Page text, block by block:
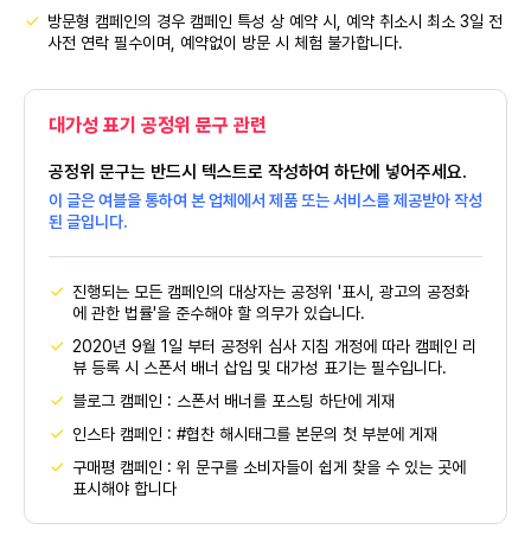
방문형 캠페인의 경우 캠페인 특성 상 예약 시, 예약 취소시 최소 3일 전
사전 연락 필수이며, 예약없이 방문 시 체험 불가합니다.
대가성 표기 공정위 문구 관련
공정위 문구는 반드시 텍스트로 작성하여 하단에 넣어주세요.
이 글은 여블을 통하여 본 업체에서 제품 또는 서비스를 제공받아 작성
된 글입니다.
진행되는 모든 캠페인의 대상자는 공정위 '표시, 광고의 공정화
에 관한 법률'을 준수해야 할 의무가 있습니다.
2020년 9월 1일 부터 공정위 심사 지침 개정에 따라 캠페인 리
뷰 등록 시 스폰서 배너 삽입 및 대가성 표기는 필수입니다.
블로그 캠페인 : 스폰서 배너를 포스팅 하단에 게재
인스타 캠페인 : #협찬 해시태그를 본문의 첫 부분에 게재
구매평 캠페인 : 위 문구를 소비자들이 쉽게 찾을 수 있는 곳에
표시해야 합니다